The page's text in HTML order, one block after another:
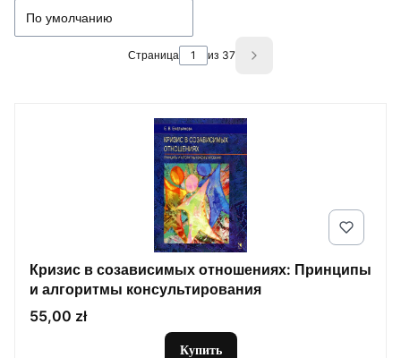
По умолчанию
Страница из 37 Next products
Кризис в созависимых отношениях: Принципы
и алгоритмы консультирования
Цена
55,00 zł
Купить